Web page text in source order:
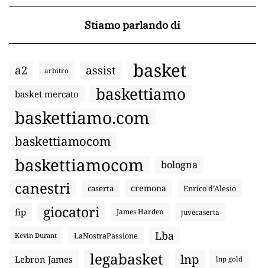
Stiamo parlando di
a2 arbitro assist basket
basket mercato baskettiamo
baskettiamo.com
baskettiamocom
baskettiamocom bologna
canestri caserta cremona Enrico d’Alesio
fip giocatori James Harden juvecaserta
Kevin Durant LaNostraPassione Lba
Lebron James legabasket lnp lnp gold